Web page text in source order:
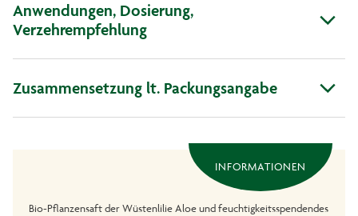
Anwendungen, Dosierung,
Verzehrempfehlung
Zusammensetzung lt. Packungsangabe
INFORMATIONEN
Bio-Pflanzensaft der Wüstenlilie Aloe und feuchtigkeitsspendendes